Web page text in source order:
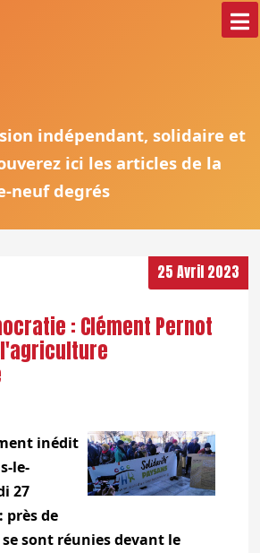
indépendant, solidaire et
ici les articles de la
neuf degrés
25 Avril 2023
: Clément Pernot
inédit
le-
27
près de
sont réunies devant le